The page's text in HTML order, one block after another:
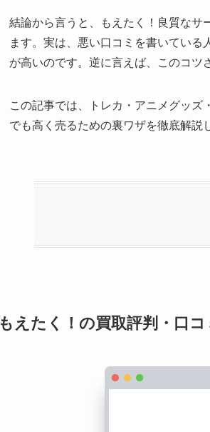
結論から言うと、もえたく！良質なサ
ます。実は、悪い口コミを書いてい
が高いのです。逆に言えば、このコツ
この記事では、トレカ・アニメグッズ
でも高く売るための裏ワザを徹底解説
もえたく！の買取評判・口